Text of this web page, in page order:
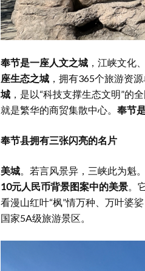
奉节是一座人文之城 ，江峡文化
座生态之城 ，拥有365个旅游资
城 ，是以“科技支撑生态文明”的
就是繁华的商贸集散中心。 奉节
奉节县拥有三张闪亮的名片
美城 。若言风景异，三峡此为魁
10元人民币背景图案中的美景
看漫山红叶“枫”情万种、万叶婆
国家5A级旅游景区。